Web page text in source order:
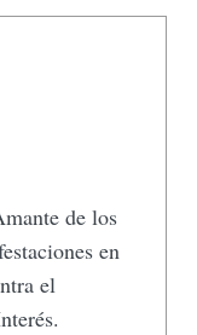
de los
en
el